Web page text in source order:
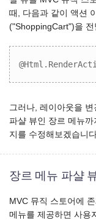
때, 다음과 같이 액션
("ShoppingCart")을 전
그러나, 레이아웃을
파샬 뷰인 장르 메뉴
지를 수정해보겠습니
장르 메뉴 파샬
MVC 뮤직 스토어에
메뉴를 제공하면 사용